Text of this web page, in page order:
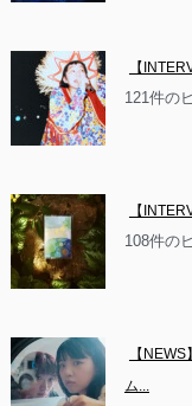
【
121件の
【
108件の
【
ム...